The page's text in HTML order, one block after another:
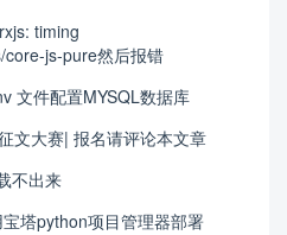
timing
js-pure然后报错
文件配置MYSQL数据库
文大赛| 报名请评论本文章
不出来
塔python项目管理器部署